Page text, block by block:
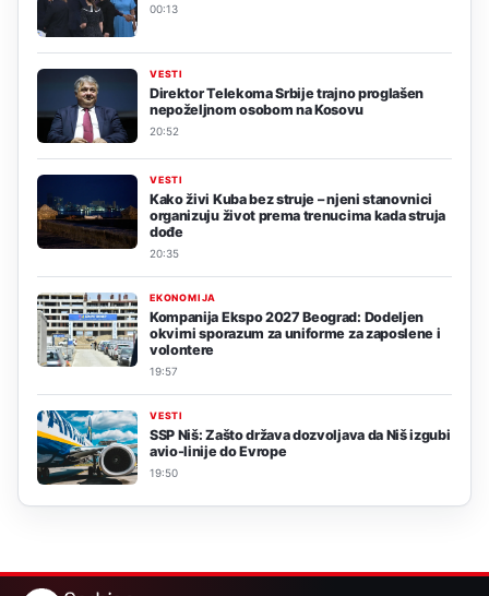
00:13
VESTI
Direktor Telekoma Srbije trajno proglašen
nepoželjnom osobom na Kosovu
20:52
VESTI
Kako živi Kuba bez struje – njeni stanovnici
organizuju život prema trenucima kada struja
dođe
20:35
EKONOMIJA
Kompanija Ekspo 2027 Beograd: Dodeljen
okvirni sporazum za uniforme za zaposlene i
volontere
19:57
VESTI
SSP Niš: Zašto država dozvoljava da Niš izgubi
avio-linije do Evrope
19:50